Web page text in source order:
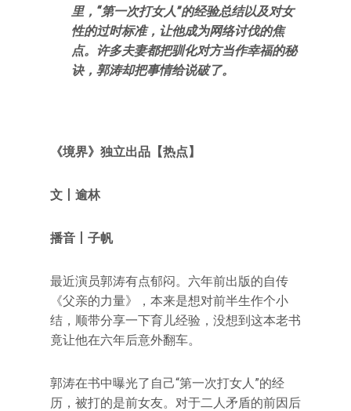
里，“第一次打女人”的经验总结以及对女
性的过时标准，让他成为网络讨伐的焦
点。许多夫妻都把驯化对方当作幸福的秘
诀，郭涛却把事情给说破了。
《境界》独立出品【热点】
文丨逾林
播音丨子帆
最近演员郭涛有点郁闷。六年前出版的自传
《父亲的力量》，本来是想对前半生作个小
结，顺带分享一下育儿经验，没想到这本老书
竟让他在六年后意外翻车。
郭涛在书中曝光了自己“第一次打女人”的经
历，被打的是前女友。对于二人矛盾的前因后